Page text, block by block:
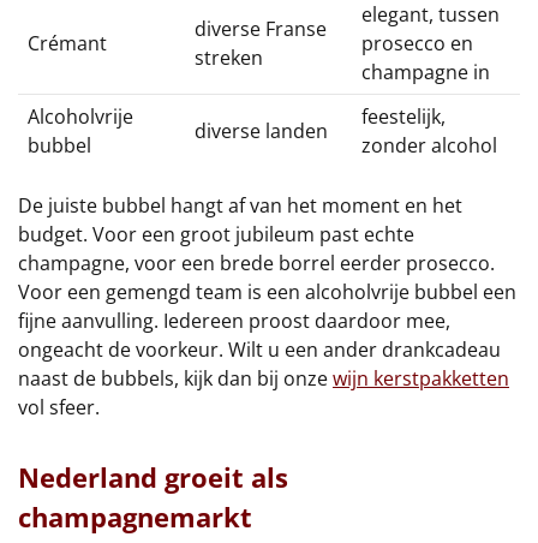
Crémant
diverse Franse
streken
elegant, tussen
prosecco en
champagne in
Alcoholvrije
bubbel
diverse landen
feestelijk,
zonder alcohol
De juiste bubbel hangt af van het moment en het
budget. Voor een groot jubileum past echte
champagne, voor een brede borrel eerder prosecco.
Voor een gemengd team is een alcoholvrije bubbel een
fijne aanvulling. Iedereen proost daardoor mee,
ongeacht de voorkeur. Wilt u een ander drankcadeau
naast de bubbels, kijk dan bij onzewijn kerstpakketten
vol sfeer.
Nederland groeit als
champagnemarkt